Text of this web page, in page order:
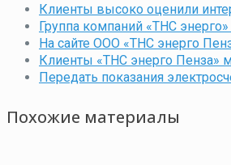
Клиенты высоко оценили
Группа компаний «ТНС
На сайте ООО «ТНС энерго
Клиенты «ТНС энерго Пенза»
Передать показания
Похожие материалы